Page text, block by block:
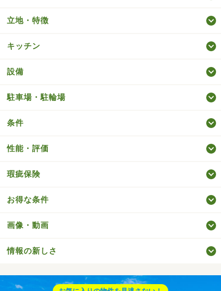
立地・特徴
キッチン
設備
駐車場・駐輪場
条件
性能・評価
瑕疵保険
お得な条件
画像・動画
情報の新しさ